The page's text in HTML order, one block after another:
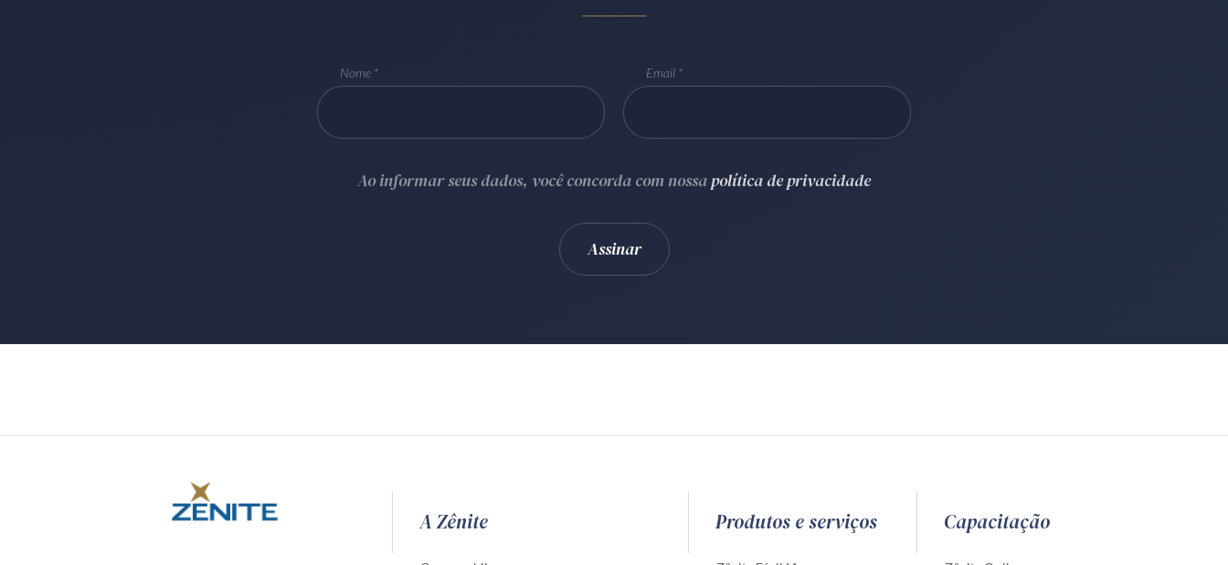
Nome Email
Ao informar seus dados, você concorda com nossapolítica de privacidade
A Zênite Produtos e serviços Capacitação